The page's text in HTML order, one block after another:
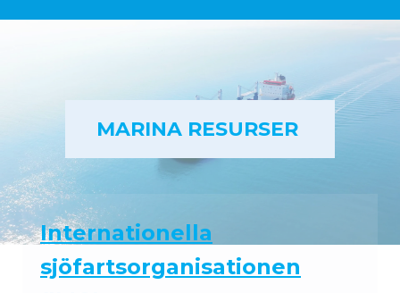
MARINA RESURSER
Internationella
sjöfartsorganisationen